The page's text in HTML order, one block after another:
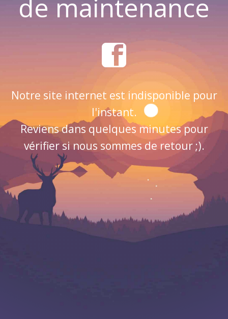
de maintenance
Notre site internet est indisponible pour
l'instant.
Reviens dans quelques minutes pour
vérifier si nous sommes de retour ;).